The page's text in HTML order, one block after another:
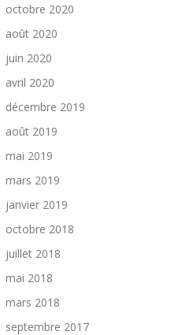
octobre 2020
août 2020
juin 2020
avril 2020
décembre 2019
août 2019
mai 2019
mars 2019
janvier 2019
octobre 2018
juillet 2018
mai 2018
mars 2018
septembre 2017